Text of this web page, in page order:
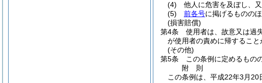
(4)
他人に危害を及ぼし、
(5)
前各号に掲げるものの
(損害賠償)
第4条
使用者は、故意又は過
が使用者の責めに帰するこ
(その他)
第5条
この条例に定めるもの
附 則
この条例は、平成22年3月20